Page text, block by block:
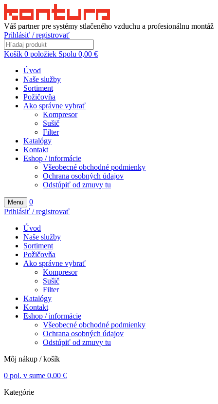
Váš partner pre systémy stlačeného vzduchu a profesionálnu montáž
Prihlásiť / registrovať
Košík 0 položiek Spolu 0,00 €
Úvod
Naše služby
Sortiment
Požičovňa
Ako správne vybrať
Kompresor
Sušič
Filter
Katalógy
Kontakt
Eshop / informácie
Všeobecné obchodné podmienky
Ochrana osobných údajov
Odstúpiť od zmuvy tu
Menu
0
Prihlásiť / registrovať
Úvod
Naše služby
Sortiment
Požičovňa
Ako správne vybrať
Kompresor
Sušič
Filter
Katalógy
Kontakt
Eshop / informácie
Všeobecné obchodné podmienky
Ochrana osobných údajov
Odstúpiť od zmuvy tu
Môj nákup / košík
0 pol. v sume 0,00 €
Kategórie